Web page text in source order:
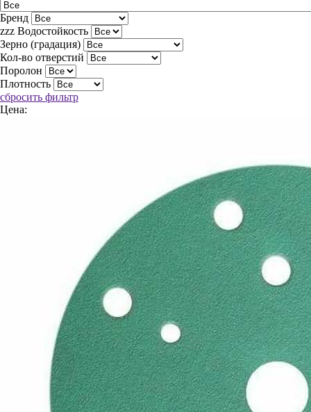
Бренд
zzz Водостойкость
Зерно (градация)
Кол-во отверстий
Поролон
Плотность
сбросить фильтр
Цена: